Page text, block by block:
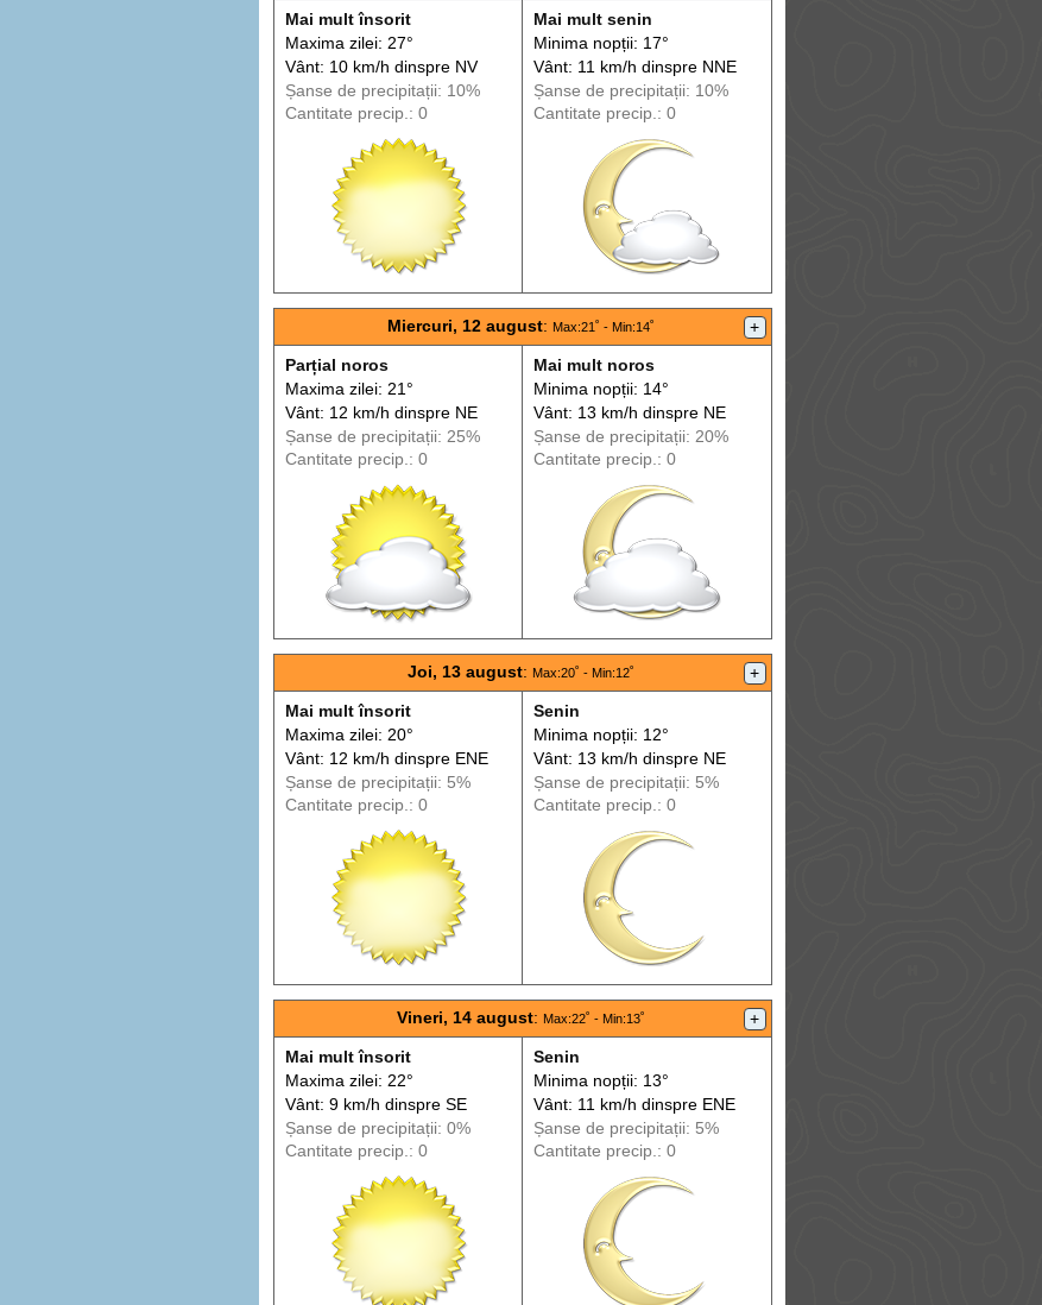
Mai mult însorit
Maxima zilei: 27°
Vânt: 10 km/h dinspreNV
Șanse de precipitații: 10%
Cantitate precip.: 0
Mai mult senin
Minima nopții: 17°
Vânt: 11 km/h dinspreNNE
Șanse de precipitații: 10%
Cantitate precip.: 0
Miercuri, 12 august: Max:21˚ - Min:14˚ +
Parțial noros
Maxima zilei: 21°
Vânt: 12 km/h dinspreNE
Șanse de precipitații: 25%
Cantitate precip.: 0
Mai mult noros
Minima nopții: 14°
Vânt: 13 km/h dinspreNE
Șanse de precipitații: 20%
Cantitate precip.: 0
Joi, 13 august: Max:20˚ - Min:12˚ +
Mai mult însorit
Maxima zilei: 20°
Vânt: 12 km/h dinspreENE
Șanse de precipitații: 5%
Cantitate precip.: 0
Senin
Minima nopții: 12°
Vânt: 13 km/h dinspreNE
Șanse de precipitații: 5%
Cantitate precip.: 0
Vineri, 14 august: Max:22˚ - Min:13˚ +
Mai mult însorit
Maxima zilei: 22°
Vânt: 9 km/h dinspreSE
Șanse de precipitații: 0%
Cantitate precip.: 0
Senin
Minima nopții: 13°
Vânt: 11 km/h dinspreENE
Șanse de precipitații: 5%
Cantitate precip.: 0